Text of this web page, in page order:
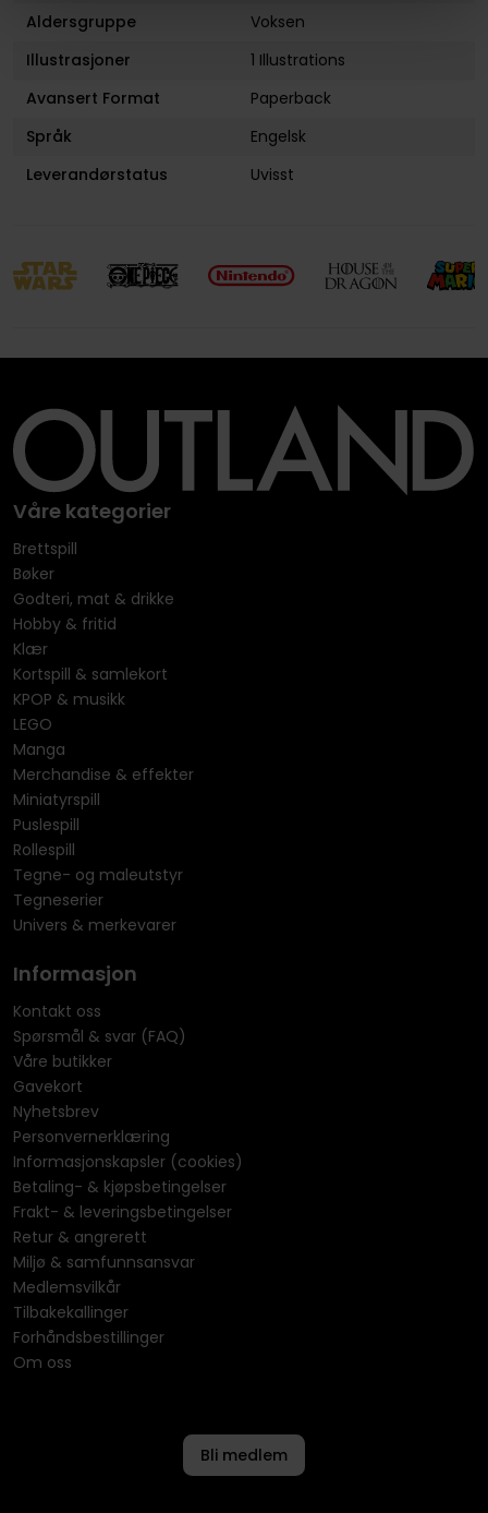
Aldersgruppe
Voksen
Illustrasjoner
1 Illustrations
Avansert Format
Paperback
Språk
Engelsk
Leverandørstatus
Uvisst
Våre kategorier
Brettspill
Bøker
Godteri, mat & drikke
Hobby & fritid
Klær
Kortspill & samlekort
KPOP & musikk
LEGO
Manga
Merchandise & effekter
Miniatyrspill
Puslespill
Rollespill
Tegne- og maleutstyr
Tegneserier
Univers & merkevarer
Informasjon
Kontakt oss
Spørsmål & svar (FAQ)
Våre butikker
Gavekort
Nyhetsbrev
Personvernerklæring
Informasjonskapsler (cookies)
Betaling- & kjøpsbetingelser
Frakt- & leveringsbetingelser
Retur & angrerett
Miljø & samfunnsansvar
Medlemsvilkår
Tilbakekallinger
Forhåndsbestillinger
Om oss
Bli medlem